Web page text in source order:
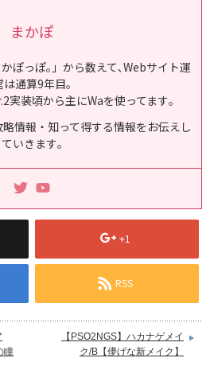
まかぽ
ぽっぽ｡」から数えて､Webサイト運
は通算9年目｡
実装頃から主にWaを使ってます｡
情報・知って得する情報をお伝えし
ていきます｡
+1
RSS
瞳
【PSO2NGS】ハカナゲメイ
ク/B【儚げな新メイク】